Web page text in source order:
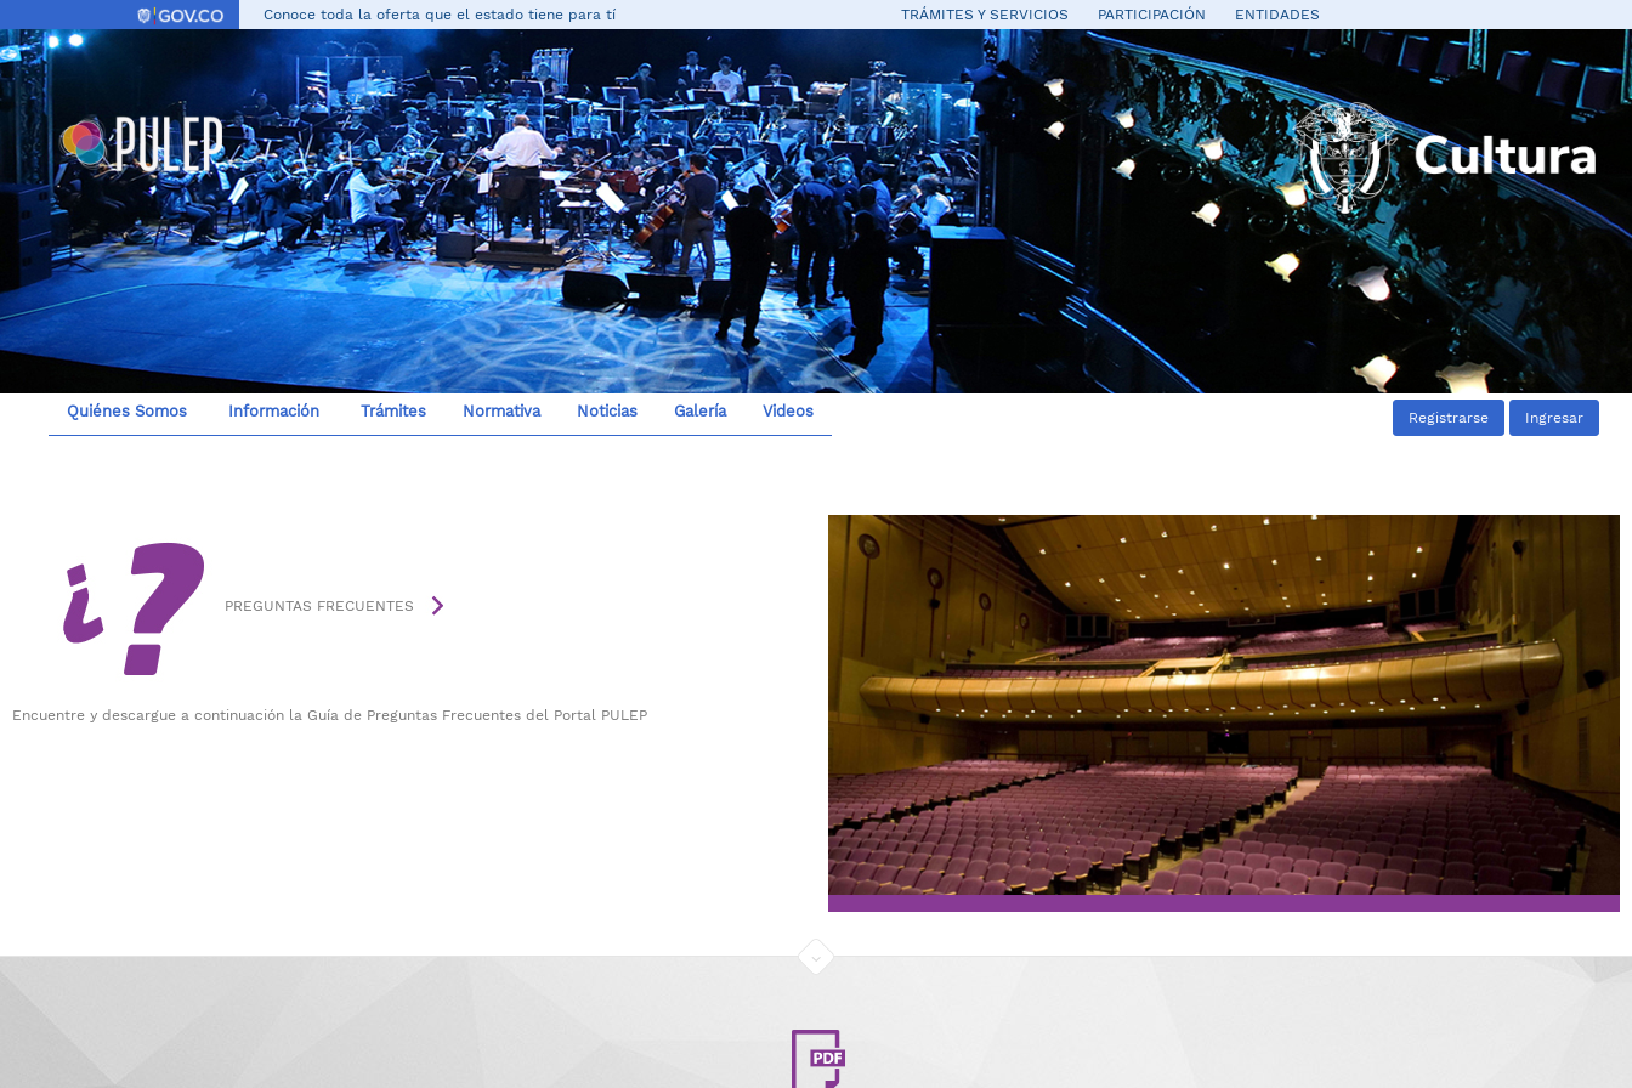
Conoce toda la oferta que el estado tiene para tí TRÁMITES Y SERVICIOS PARTICIPACIÓN ENTIDADES
Quiénes Somos Información Trámites Normativa Noticias Galería Videos Registrarse Ingresar
PREGUNTAS FRECUENTES
Encuentre y descargue a continuación la Guía de Preguntas Frecuentes del Portal PULEP
​​